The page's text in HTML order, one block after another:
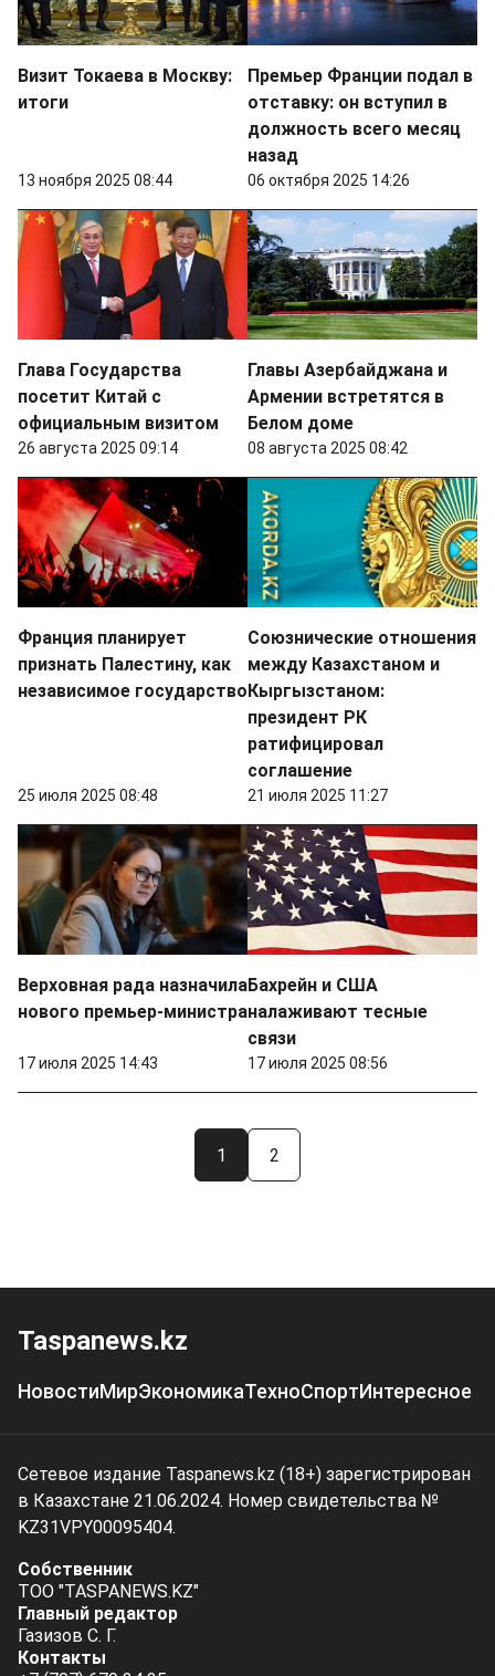
Визит Токаева в Москву:
итоги
13 ноября 2025 08:44
Премьер Франции подал в
отставку: он вступил в
должность всего месяц
назад
06 октября 2025 14:26
Глава Государства
посетит Китай с
официальным визитом
26 августа 2025 09:14
Главы Азербайджана и
Армении встретятся в
Белом доме
08 августа 2025 08:42
Франция планирует
признать Палестину, как
независимое государство
25 июля 2025 08:48
Союзнические отношения
между Казахстаном и
Кыргызстаном:
президент РК
ратифицировал
соглашение
21 июля 2025 11:27
Верховная рада назначила
нового премьер-министра
17 июля 2025 14:43
Бахрейн и США
налаживают тесные
связи
17 июля 2025 08:56
1 2
Taspanews.kz
НовостиМирЭкономикаТехноСпортИнтересное
Сетевое издание Taspanews.kz (18+) зарегистрирован
в Казахстане 21.06.2024. Номер свидетельства №
KZ31VPY00095404.
Собственник
ТОО "TASPANEWS.KZ"
Главный редактор
Газизов С. Г.
Контакты